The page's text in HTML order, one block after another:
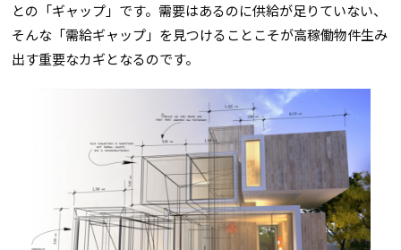
との「ギャップ」です。需要はあるのに供給が足りていない、
そんな「需給ギャップ」を見つけることこそが高稼働物件生み
出す重要なカギとなるのです。